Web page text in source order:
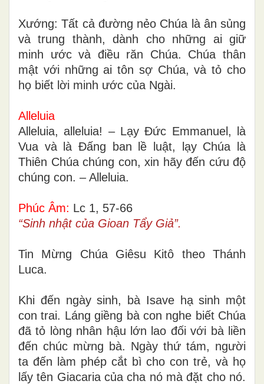
Xướng: Tất cả đường nẻo Chúa là ân sủng
và trung thành, dành cho những ai giữ
minh ước và điều răn Chúa. Chúa thân
mật với những ai tôn sợ Chúa, và tỏ cho
họ biết lời minh ước của Ngài.
Alleluia
Alleluia, alleluia! – Lạy Ðức Emmanuel, là
Vua và là Ðấng ban lề luật, lạy Chúa là
Thiên Chúa chúng con, xin hãy đến cứu độ
chúng con. – Alleluia.
Phúc Âm: Lc 1, 57-66
“Sinh nhật của Gioan Tẩy Giả”.
Tin Mừng Chúa Giêsu Kitô theo Thánh
Luca.
Khi đến ngày sinh, bà Isave hạ sinh một
con trai. Láng giềng bà con nghe biết Chúa
đã tỏ lòng nhân hậu lớn lao đối với bà liền
đến chúc mừng bà. Ngày thứ tám, người
ta đến làm phép cắt bì cho con trẻ, và họ
lấy tên Giacaria của cha nó mà đặt cho nó.